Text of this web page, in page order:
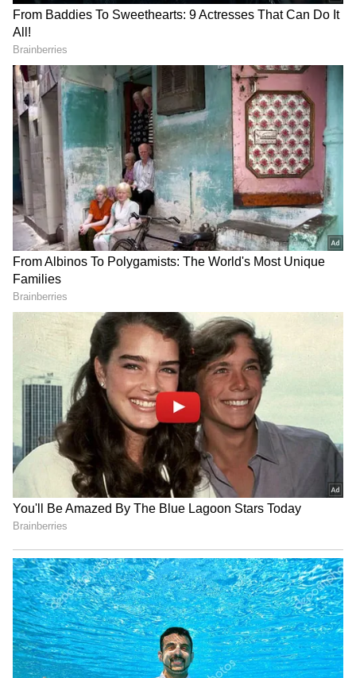
నక్షత్ర మార్పు...ఈ రాశుల లైఫ్ లో
గోల్డెన్ పీరియడ్ స్టార్ట్..!
రాశివారికి శత్రువులు కూడా
చీరాల పర్యటన లో స్వయంగా చీరను నేసిన
సీఎం చంద్రబాబు | CM Chandrababu
Chirala tour | Asianet Telugu
గుజరాత్‌లో వింత ఘటన అలల్లా ఎగసి
పడుతున్న బావి నీళ్లు | Virparada village |
Gujarat mysterious well